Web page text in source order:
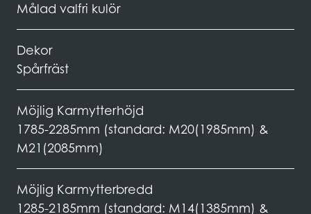
Målad valfri kulör
Dekor
Spårfräst
Möjlig Karmytterhöjd
1785-2285mm (standard: M20(1985mm) &
M21(2085mm)
Möjlig Karmytterbredd
1285-2185mm (standard: M14(1385mm) &